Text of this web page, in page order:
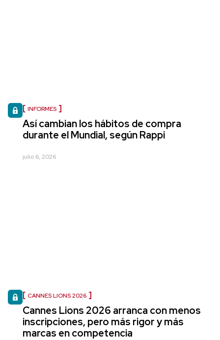
INFORMES
Así cambian los hábitos de compra
durante el Mundial, según Rappi
julio 6, 2026
CANNES LIONS 2026
Cannes Lions 2026 arranca con menos
inscripciones, pero más rigor y más
marcas en competencia